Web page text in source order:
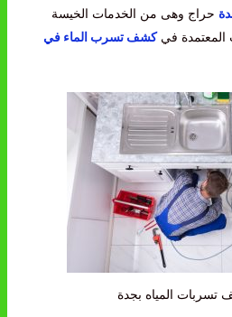
حراج وهى من الخدمات الخيسة
المعتمدة فيكشف تسرب الماء في
المياه بجدة